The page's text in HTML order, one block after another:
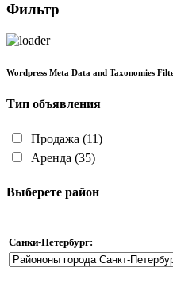
Фильтр
Wordpress Meta Data and Taxonomies
Тип объявления
Продажа (11)
Аренда (35)
Выберете район
Санки-Петербург: